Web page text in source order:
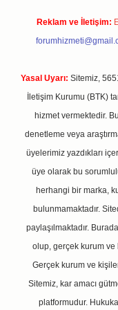
Reklam ve İletişim:
Yasal Uyarı: Sitemiz,
İletişim Kurumu (BTK)
hizmet vermektedir.
denetleme veya
üyelerimiz yazdıkları
üye olarak bu
herhangi bir marka,
bulunmamaktadır.
paylaşılmaktadır.
olup, gerçek kurum ve
Gerçek kurum ve
Sitemiz, kar amacı
platformudur.